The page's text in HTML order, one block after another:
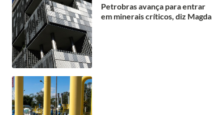
Petrobras avança para entrar
em minerais críticos, diz Magda